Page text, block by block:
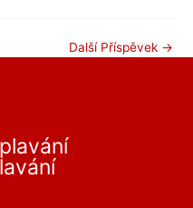
Další Příspěvek →